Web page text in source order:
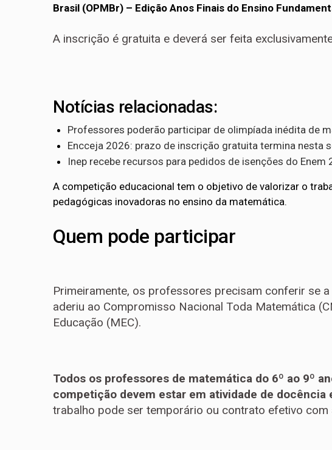
Brasil (OPMBr) – Edição Anos Finais do Ensino
A inscrição é gratuita e deverá ser feita
Notícias relacionadas:
Professores poderão participar de olimpíada inédita de
Encceja 2026: prazo de inscrição gratuita termina nesta
Inep recebe recursos para pedidos de isenções do Enem
A competição educacional tem o objetivo de valorizar o
pedagógicas inovadoras no ensino da matemática.
Quem pode participar
Primeiramente, os professores precisam conferir se
aderiu ao Compromisso Nacional Toda Matemática
Educação (MEC).
Todos os professores de matemática do 6º ao 9º
competição devem estar em atividade de docência
trabalho pode ser temporário ou contrato efetivo com